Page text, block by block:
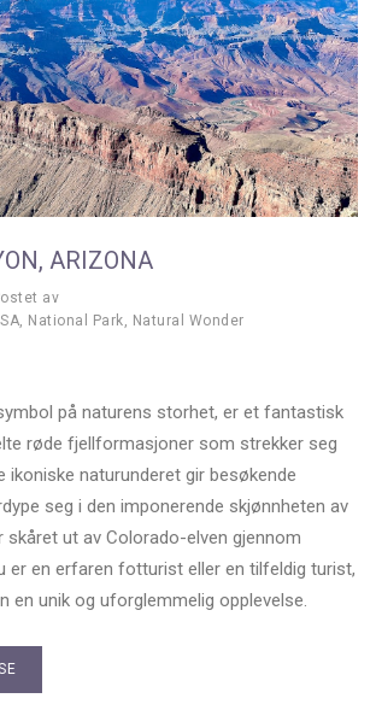
ARIZONA
av
, National Park, Natural Wonder
på naturens storhet, er et fantastisk
røde fjellformasjoner som strekker seg
ikoniske naturunderet gir besøkende
seg i den imponerende skjønnheten av
skåret ut av Colorado-elven gjennom
er en erfaren fotturist eller en tilfeldig turist,
en unik og uforglemmelig opplevelse.